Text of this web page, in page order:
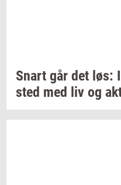
Snart går det løs:
sted med liv og